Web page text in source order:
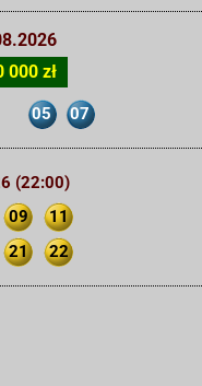
000 zł
05 07
(22:00)
09
11
21 22